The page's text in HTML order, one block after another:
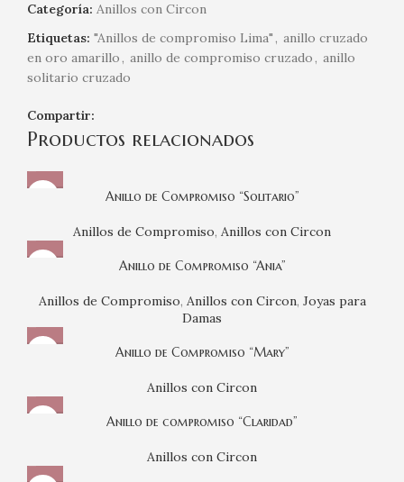
Categoría: Anillos con Circon
Etiquetas: "Anillos de compromiso Lima", anillo cruzado
en oro amarillo, anillo de compromiso cruzado, anillo
solitario cruzado
Compartir:
Productos relacionados
Anillo de Compromiso “Solitario”
Anillos de Compromiso, Anillos con Circon
Anillo de Compromiso “Ania”
Anillos de Compromiso, Anillos con Circon, Joyas para
Damas
Anillo de Compromiso “Mary”
Anillos con Circon
Anillo de compromiso “Claridad”
Anillos con Circon